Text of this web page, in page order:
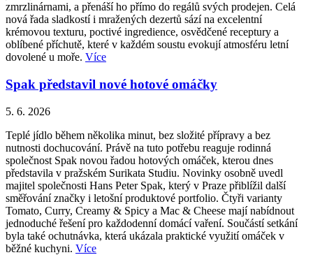
zmrzlinárnami, a přenáší ho přímo do regálů svých prodejen. Celá
nová řada sladkostí i mražených dezertů sází na excelentní
krémovou texturu, poctivé ingredience, osvědčené receptury a
oblíbené příchutě, které v každém soustu evokují atmosféru letní
dovolené u moře. Více
Spak představil nové hotové omáčky
5. 6. 2026
Teplé jídlo během několika minut, bez složité přípravy a bez
nutnosti dochucování. Právě na tuto potřebu reaguje rodinná
společnost Spak novou řadou hotových omáček, kterou dnes
představila v pražském Surikata Studiu. Novinky osobně uvedl
majitel společnosti Hans Peter Spak, který v Praze přiblížil další
směřování značky i letošní produktové portfolio. Čtyři varianty
Tomato, Curry, Creamy & Spicy a Mac & Cheese mají nabídnout
jednoduché řešení pro každodenní domácí vaření. Součástí setkání
byla také ochutnávka, která ukázala praktické využití omáček v
běžné kuchyni. Více